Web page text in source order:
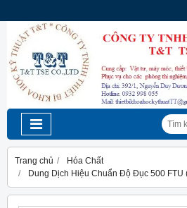
Trang chủ
Hóa Chất
Dung Dịch Hiệu Chuẩn Độ Đục 500 FTU